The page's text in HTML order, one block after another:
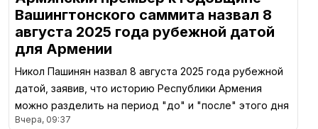
Вашингтонского саммита назвал 8
августа 2025 года рубежной датой
для Армении
Никол Пашинян назвал 8 августа 2025 года рубежной
датой, заявив, что историю Республики Армения
можно разделить на период "до" и "после" этого дня
Вчера, 09:37